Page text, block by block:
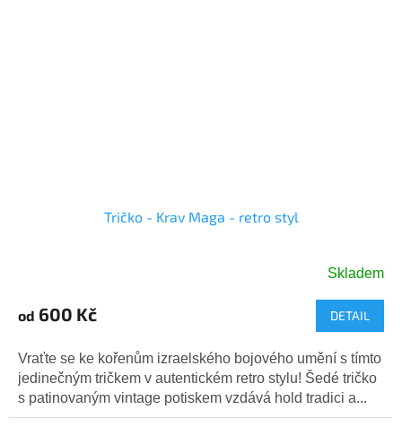
Tričko - Krav Maga - retro styl
Skladem
od 600 Kč DETAIL
Vraťte se ke kořenům izraelského bojového umění s tímto
jedinečným tričkem v autentickém retro stylu! Šedé tričko
s patinovaným vintage potiskem vzdává hold tradici a...